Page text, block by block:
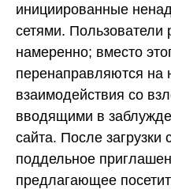
инициированные
сетями. Пользователи
намеренно; вместо
перенаправляются на
взаимодействия со
вводящими в
сайта. После загрузки
поддельное
предлагающее